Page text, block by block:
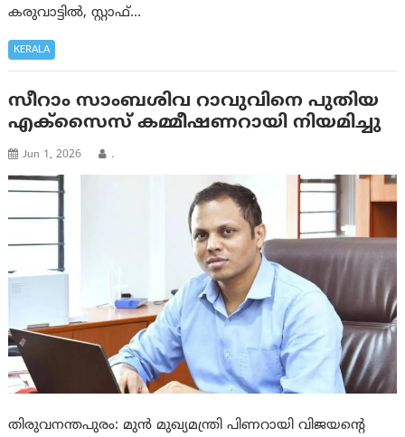
കരുവാട്ടിൽ, സ്റ്റാഫ്…
KERALA
സീറാം സാംബശിവ റാവുവിനെ പുതിയ
എക്സൈസ് കമ്മീഷണറായി നിയമിച്ചു
Jun 1, 2026 .
തിരുവനന്തപുരം: മുൻ മുഖ്യമന്ത്രി പിണറായി വിജയന്റെ